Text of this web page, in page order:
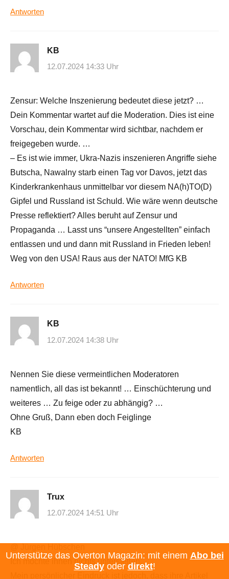
Antworten
KB
12.07.2024 14:33 Uhr
Zensur: Welche Inszenierung bedeutet diese jetzt? …
Dein Kommentar wartet auf die Moderation. Dies ist eine
Vorschau, dein Kommentar wird sichtbar, nachdem er
freigegeben wurde. …
– Es ist wie immer, Ukra-Nazis inszenieren Angriffe siehe
Butscha, Nawalny starb einen Tag vor Davos, jetzt das
Kinderkrankenhaus unmittelbar vor diesem NA(h)TO(D)
Gipfel und Russland ist Schuld. Wie wäre wenn deutsche
Presse reflektiert? Alles beruht auf Zensur und
Propaganda … Lasst uns “unsere Angestellten” einfach
entlassen und und dann mit Russland in Frieden leben!
Weg von den USA! Raus aus der NATO! MfG KB
Antworten
KB
12.07.2024 14:38 Uhr
Nennen Sie diese vermeintlichen Moderatoren
namentlich, all das ist bekannt! … Einschüchterung und
weiteres … Zu feige oder zu abhängig? …
Ohne Gruß, Dann eben doch Feiglinge
KB
Antworten
Trux
12.07.2024 14:51 Uhr
Ich möchte ihnen nichts unterstellen.
Unterstütze das Overton Magazin: mit einem Abo bei
Steadyoder direkt!